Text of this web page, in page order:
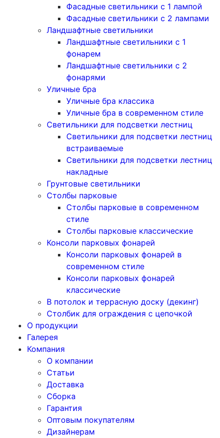
Фасадные светильники с 1 лампой
Фасадные светильники c 2 лампами
Ландшафтные светильники
Ландшафтные светильники с 1
фонарем
Ландшафтные светильники с 2
фонарями
Уличные бра
Уличные бра классика
Уличные бра в современном стиле
Светильники для подсветки лестниц
Светильники для подсветки лестниц
встраиваемые
Светильники для подсветки лестниц
накладные
Грунтовые светильники
Столбы парковые
Столбы парковые в современном
стиле
Столбы парковые классические
Консоли парковых фонарей
Консоли парковых фонарей в
современном стиле
Консоли парковых фонарей
классические
В потолок и террасную доску (декинг)
Столбик для ограждения с цепочкой
О продукции
Галерея
Компания
О компании
Статьи
Доставка
Сборка
Гарантия
Оптовым покупателям
Дизайнерам